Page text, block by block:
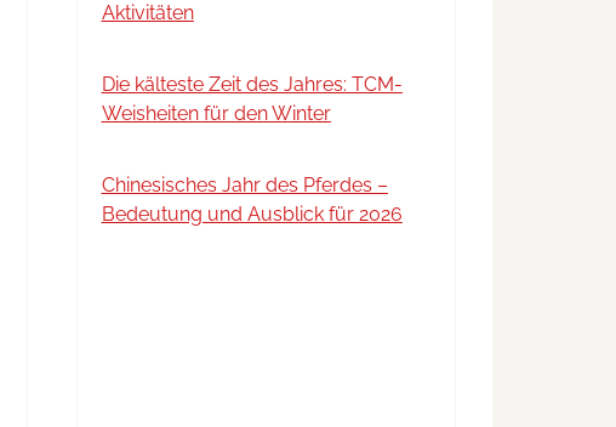
Aktivitäten
Die kälteste Zeit des Jahres: TCM-
Weisheiten für den Winter
Chinesisches Jahr des Pferdes –
Bedeutung und Ausblick für 2026